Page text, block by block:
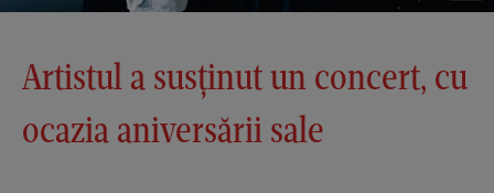
Artistul a susținut un concert, cu
ocazia aniversării sale